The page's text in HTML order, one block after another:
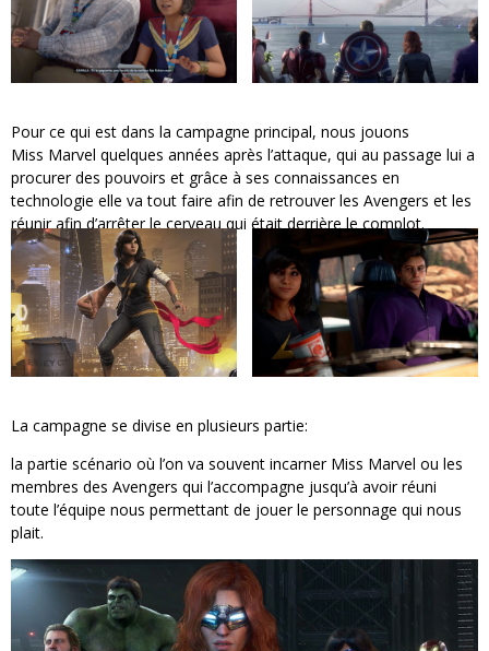
Pour ce qui est dans la campagne principal, nous jouons
Miss Marvel quelques années après l’attaque, qui au passage lui a
procurer des pouvoirs et grâce à ses connaissances en
technologie elle va tout faire afin de retrouver les Avengers et les
réunir afin d’arrêter le cerveau qui était derrière le complot.
La campagne se divise en plusieurs partie:
la partie scénario où l’on va souvent incarner Miss Marvel ou les
membres des Avengers qui l’accompagne jusqu’à avoir réuni
toute l’équipe nous permettant de jouer le personnage qui nous
plait.